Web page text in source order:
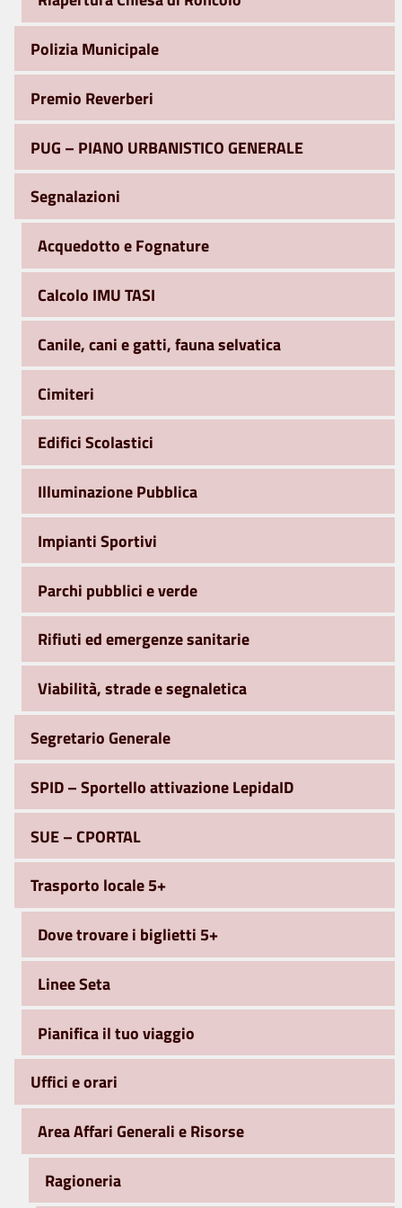
Polizia Municipale
Premio Reverberi
PUG – PIANO URBANISTICO GENERALE
Segnalazioni
Acquedotto e Fognature
Calcolo IMU TASI
Canile, cani e gatti, fauna selvatica
Cimiteri
Edifici Scolastici
Illuminazione Pubblica
Impianti Sportivi
Parchi pubblici e verde
Rifiuti ed emergenze sanitarie
Viabilità, strade e segnaletica
Segretario Generale
SPID – Sportello attivazione LepidaID
SUE – CPORTAL
Trasporto locale 5+
Dove trovare i biglietti 5+
Linee Seta
Pianifica il tuo viaggio
Uffici e orari
Area Affari Generali e Risorse
Ragioneria